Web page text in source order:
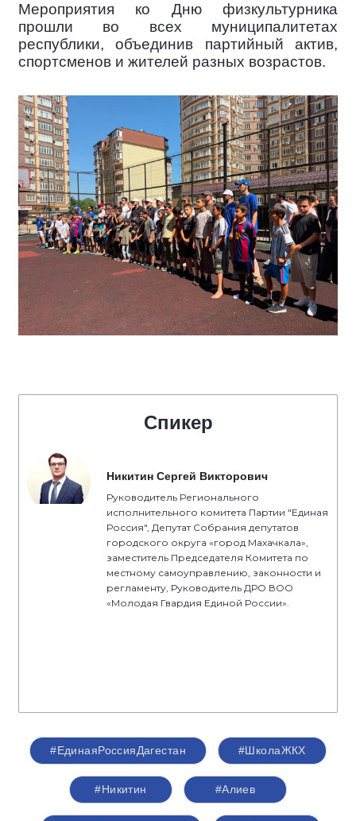
Мероприятия ко Дню физкультурника
прошли во всех муниципалитетах
республики, объединив партийный актив,
спортсменов и жителей разных возрастов.
Спикер
Никитин Сергей Викторович
Руководитель Регионального
исполнительного комитета Партии "Единая
Россия", Депутат Собрания депутатов
городского округа «город Махачкала»,
заместитель Председателя Комитета по
местному самоуправлению, законности и
регламенту, Руководитель ДРО ВОО
«Молодая Гвардия Единой России».
#ЕдинаяРоссияДагестан #ШколаЖКХ
#Никитин #Алиев